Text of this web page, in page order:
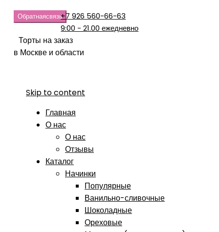
Обратнаясвязь+7 926 560-66-63
9:00 - 21.00 ежедневно
Торты на заказ
в Москве и области
Skip to content
Главная
О нас
О нас
Отзывы
Каталог
Начинки
Популярные
Ванильно-сливочные
Шоколадные
Ореховые